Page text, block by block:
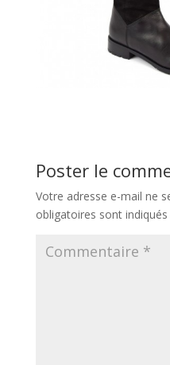
Poster le
Votre adresse e-mail ne
obligatoires sont indiqués